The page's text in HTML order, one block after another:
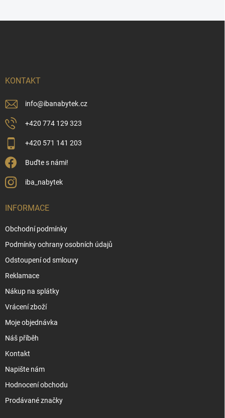
KONTAKT
info@ibanabytek.cz
+420 774 129 323
+420 571 141 203
Buďte s námi!
iba_nabytek
INFORMACE
Obchodní podmínky
Podmínky ochrany osobních údajů
Odstoupení od smlouvy
Reklamace
Nákup na splátky
Vrácení zboží
Moje objednávka
Náš příběh
Kontakt
Napište nám
Hodnocení obchodu
Prodávané značky